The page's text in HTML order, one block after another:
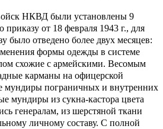
НКВД были установлены 9
приказу от 18 февраля 1943 г., для
было отведено более двух месяцев:
формы одежды в системе
схожие с армейскими. Весомым
карманы на офицерской
мундиры пограничных и внутренних
мундиры из сукна-кастора цвета
генералам, из шерстяной ткани
личному составу. С полной